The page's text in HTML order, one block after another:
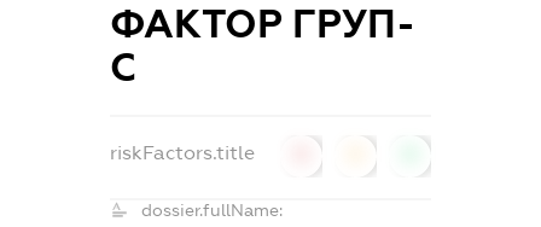
ФАКТОР ГРУП-
С
riskFactors.title
dossier.fullName: